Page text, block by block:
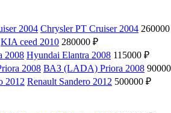
Chrysler PT Cruiser 2004
KIA ceed 2010 280000 ₽
Hyundai Elantra 2008 115000 ₽
ВАЗ (LADA) Priora 2008
Renault Sandero 2012 500000 ₽